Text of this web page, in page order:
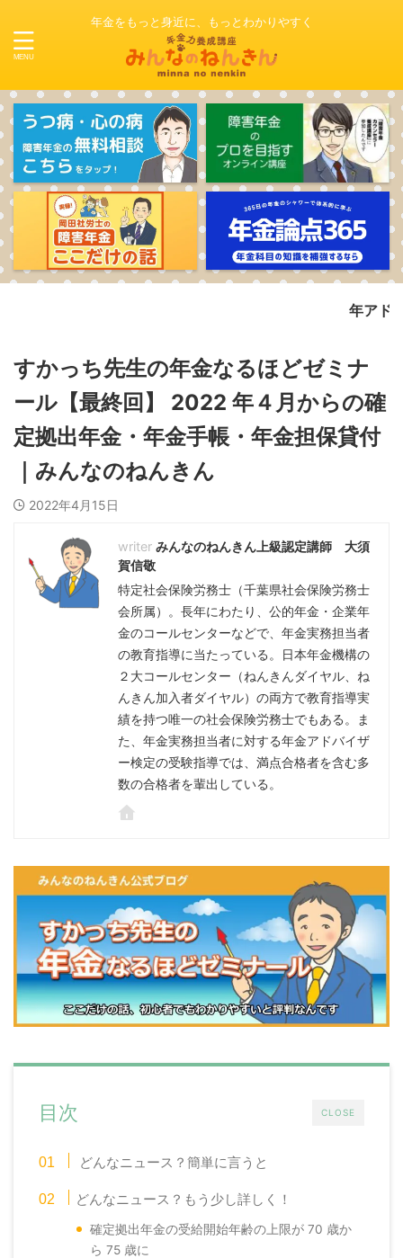
年金をもっと身近に、もっとわかりやすく
年アド２級対策
すかっち先生の年金なるほどゼミナ
ール【最終回】 2022 年４月からの確
定拠出年金・年金手帳・年金担保貸付
｜みんなのねんきん
2022年4月15日
みんなのねんきん上級認定講師 大須
賀信敬
特定社会保険労務士（千葉県社会保険労務士
会所属）。長年にわたり、公的年金・企業年
金のコールセンターなどで、年金実務担当者
の教育指導に当たっている。日本年金機構の
２大コールセンター（ねんきんダイヤル、ね
んきん加入者ダイヤル）の両方で教育指導実
績を持つ唯一の社会保険労務士でもある。ま
た、年金実務担当者に対する年金アドバイザ
ー検定の受験指導では、満点合格者を含む多
数の合格者を輩出している。
CLOSE
目次
どんなニュース？簡単に言うと
どんなニュース？もう少し詳しく！
確定拠出年金の受給開始年齢の上限が 70 歳か
ら 75 歳に